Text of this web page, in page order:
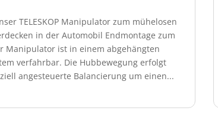
TELESKOP Manipulator zum mühelosen
in der Automobil Endmontage zum
Manipulator ist in einem abgehängten
verfahrbar. Die Hubbewegung erfolgt
angesteuerte Balancierung um einen...